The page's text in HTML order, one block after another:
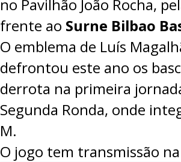
no Pavilhão João Rocha,
frente ao Surne Bilbao
O emblema de Luís
defrontou este ano os
derrota na primeira
Segunda Ronda, onde
M.
O jogo tem transmissão na